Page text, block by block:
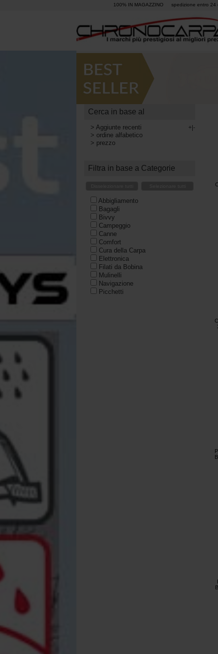
100% IN MAGAZZINO spedizione entro 24
Cerca in base al
> Aggiunte recenti +|-
> ordine alfabetico
> prezzo
Filtra in base a Categorie
Abbigliamento
Bagagli
Bivvy
Campeggio
Canne
Comfort
Cura della Carpa
Elettronica
Filati da Bobina
Mulinelli
Navigazione
Picchetti